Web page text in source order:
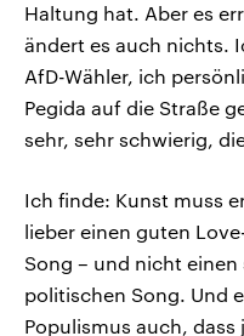
Haltung hat. Aber es
ändert es auch nichts.
AfD-Wähler, ich
Pegida auf die Straße
sehr, sehr schwierig,
Ich finde: Kunst muss
lieber einen guten
Song – und nicht
politischen Song. Und
Populismus auch,